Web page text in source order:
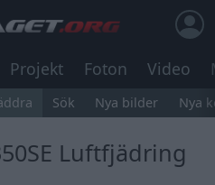
Projekt Foton Video
Sök Nya bilder Nya
Luftfjädring